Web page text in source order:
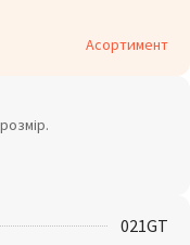
Асортимент
021GT